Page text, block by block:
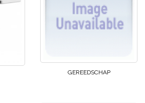
GEREEDSCHAP